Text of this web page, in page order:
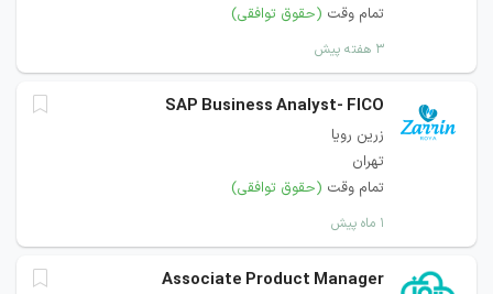
تمام وقت (حقوق توافقی)
۳ هفته پیش
SAP Business Analyst- FICO
زرین رویا
تهران
تمام وقت (حقوق توافقی)
۱ ماه پیش
Associate Product Manager